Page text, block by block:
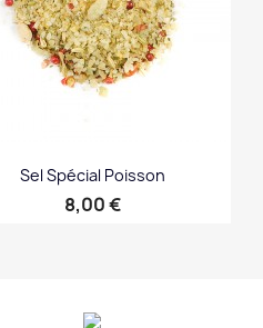
Sel Spécial Poisson
Prix
8,00 €